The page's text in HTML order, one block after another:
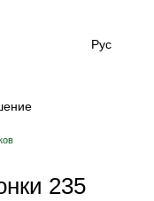
Рус
235